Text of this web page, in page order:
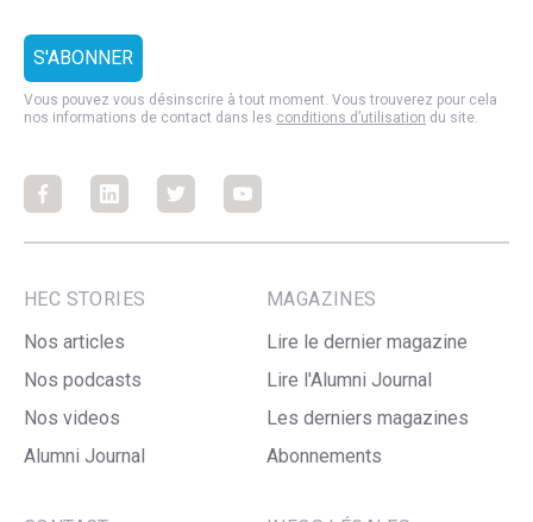
Vous pouvez vous désinscrire à tout moment. Vous trouverez pour cela
nos informations de contact dans les conditions d’utilisation du site.
FacebookFacebookFacebookFacebook
HEC STORIES
Nos articles
Nos podcasts
Nos videos
Alumni Journal
MAGAZINES
Lire le dernier magazine
Lire l'Alumni Journal
Les derniers magazines
Abonnements